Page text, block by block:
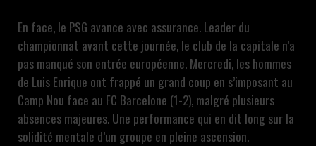
En face, le PSG avance avec assurance. Leader du
championnat avant cette journée, le club de la capitale n’a
pas manqué son entrée européenne. Mercredi, les hommes
de Luis Enrique ont frappé un grand coup en s’imposant au
Camp Nou face au FC Barcelone (1-2), malgré plusieurs
absences majeures. Une performance qui en dit long sur la
solidité mentale d’un groupe en pleine ascension.